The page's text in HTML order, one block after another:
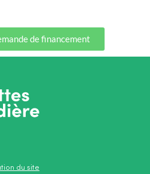
de financement
du site